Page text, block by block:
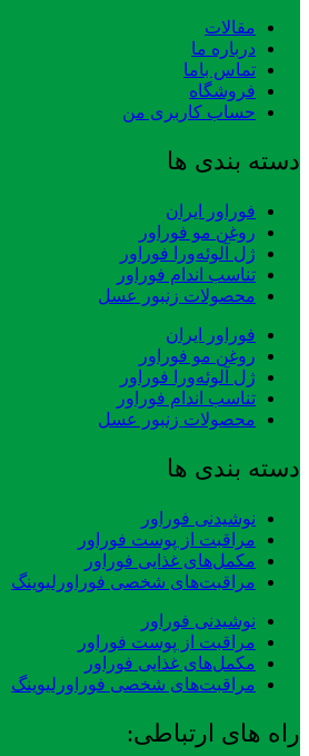
مقالات
درباره ما
تماس باما
فروشگاه
حساب کاربری من
دسته بندی ها
فوراور ایران
روغن مو فوراور
ژل آلوئه‌ورا فوراور
تناسب اندام فوراور
محصولات زنبور عسل
فوراور ایران
روغن مو فوراور
ژل آلوئه‌ورا فوراور
تناسب اندام فوراور
محصولات زنبور عسل
دسته بندی ها
نوشیدنی فوراور
مراقبت از پوست فوراور
مکمل‌های غذایی فوراور
مراقبت‌های شخصی فوراورلیوینگ
نوشیدنی فوراور
مراقبت از پوست فوراور
مکمل‌های غذایی فوراور
مراقبت‌های شخصی فوراورلیوینگ
راه های ارتباطی: